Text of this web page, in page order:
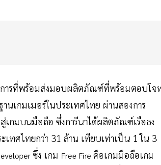
ารที่พร้อมส่งมอบผลิตภัณฑ์ที่พร้อมตอบโจ
นเกมเมอร์ในประเทศไทย ผ่านสองการ
เกมบนมือถือ ซึ่งการีนาได้ผลิตภัณฑ์เรือธง
ทศไทยกว่า 31 ล้าน เทียบเท่าเป็น 1 ใน 3
ซึ่ง เกม Free Fire คือเกมมือถือเกม